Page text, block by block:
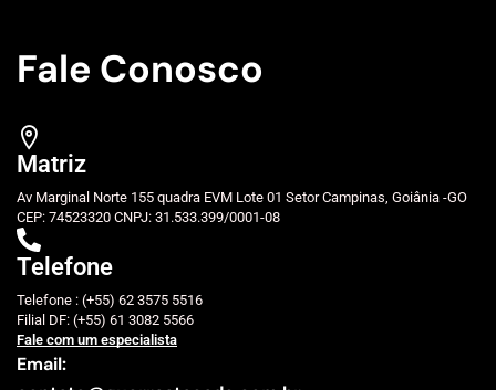
Fale Conosco
Matriz
Av Marginal Norte 155 quadra EVM Lote 01 Setor Campinas, Goiânia -GO
CEP: 74523320 CNPJ: 31.533.399/0001-08
Telefone
Telefone : (+55) 62 3575 5516
Filial DF: (+55) 61 3082 5566
Fale com um especialista
Email: